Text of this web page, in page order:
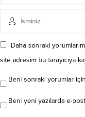
Daha sonraki
site adresim bu tarayıcıya
Beni sonraki yorumlar
Beni yeni yazılarda e-